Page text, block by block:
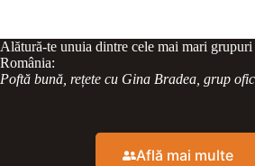
Alătură-te unuia dintre cele mai mari
România:
Poftă bună, rețete cu Gina Bradea, grup
Află mai multe